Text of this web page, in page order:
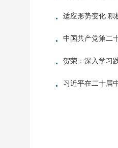
· 适应形势变化 积
· 中国共产党第二
· 贺荣：深入学习
· 习近平在二十届